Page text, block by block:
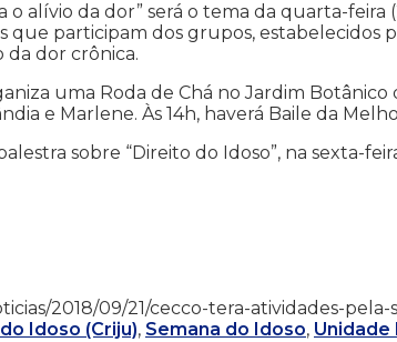
alívio da dor” será o tema da quarta-feira
que participam dos grupos, estabelecidos
da dor crônica.
uma Roda de Chá no Jardim Botânico
e Marlene. Às 14h, haverá Baile da
sobre “Direito do Idoso”, na sexta-
2018/09/21/cecco-tera-atividades-
Idoso (Criju), Semana do Idoso, Unidade